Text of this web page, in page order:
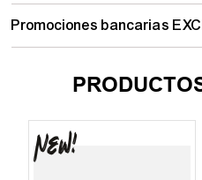
Promociones bancarias